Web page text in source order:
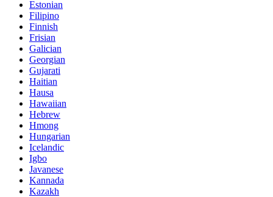
Estonian
Filipino
Finnish
Frisian
Galician
Georgian
Gujarati
Haitian
Hausa
Hawaiian
Hebrew
Hmong
Hungarian
Icelandic
Igbo
Javanese
Kannada
Kazakh